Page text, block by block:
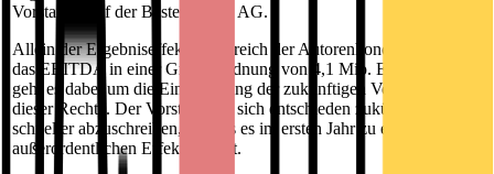
Vorstandschef der Bastei Lübbe AG.
Allein der Ergebniseffekt im Bereich der Autorenhonorare belastet
das EBITDA in einer Größenordnung von 4,1 Mio. Euro. Im Kern
geht es dabei um die Einschätzung der zukünftigen Verwertbarkeit
dieser Rechte. Der Vorstand hat sich entschieden zukünftig
schneller abzuschreiben, so dass es im ersten Jahr zu einem
außerordentlichen Effekt kommt.